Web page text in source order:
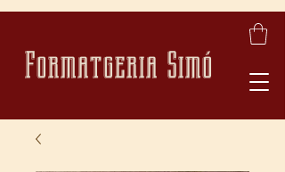
Formatgeria Simó